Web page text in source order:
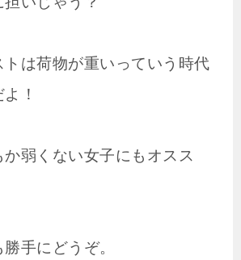
トは荷物が重いっていう時代
！
弱くない女子にもオスス
手にどうぞ。